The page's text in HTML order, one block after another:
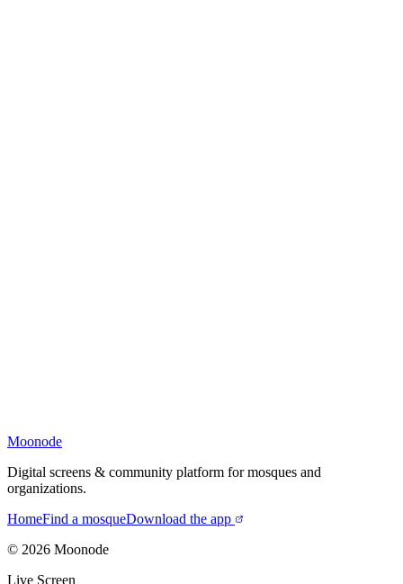
Moonode
Digital screens & community platform for mosques and
organizations.
HomeFind a mosqueDownload the app
© 2026 Moonode
Live Screen